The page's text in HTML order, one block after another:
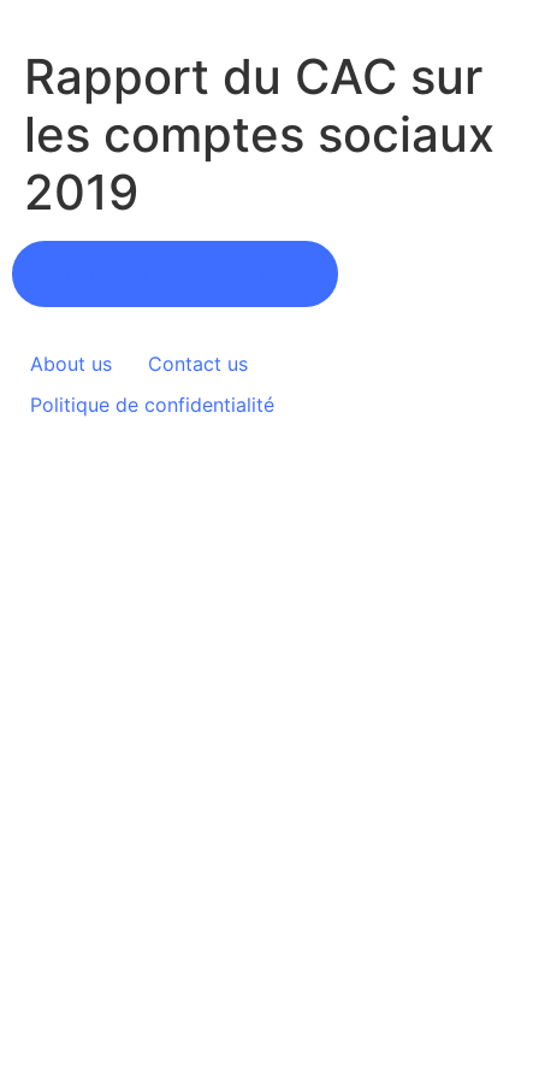
contenu
Rapport du CAC sur
les comptes sociaux
2019
About us
Contact us
Politique de confidentialité